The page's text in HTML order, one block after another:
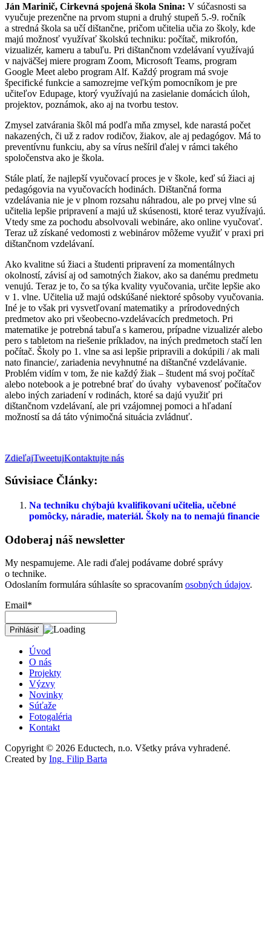
Ján Marinič, Cirkevná spojená škola Snina: V súčasnosti sa
vyučuje prezenčne na prvom stupni a druhý stupeň 5.-9. ročník
a stredná škola sa učí dištančne, pričom učitelia učia zo školy, kde
majú možnosť využívať školskú techniku: počítač, mikrofón,
vizualizér, kameru a tabuľu. Pri dištančnom vzdelávaní využívajú
v najväčšej miere program Zoom, Microsoft Teams, program
Google Meet alebo program Alf. Každý program má svoje
špecifické funkcie a samozrejme veľkým pomocníkom je pre
učiteľov Edupage, ktorý využívajú na zasielanie domácich úloh,
projektov, poznámok, ako aj na tvorbu testov.
Zmysel zatvárania škôl má podľa mňa zmysel, kde narastá počet
nakazených, či už z radov rodičov, žiakov, ale aj pedagógov. Má to
preventívnu funkciu, aby sa vírus nešíril ďalej v rámci takého
spoločenstva ako je škola.
Stále platí, že najlepší vyučovací proces je v škole, keď sú žiaci aj
pedagógovia na vyučovacích hodinách. Dištančná forma
vzdelávania nie je v plnom rozsahu náhradou, ale po prvej vlne sú
učitelia lepšie pripravení a majú už skúsenosti, ktoré teraz využívajú.
Vtedy sme za pochodu absolvovali webináre, ako online vyučovať.
Teraz už získané vedomosti z webinárov môžeme využiť v praxi pri
dištančnom vzdelávaní.
Ako kvalitne sú žiaci a študenti pripravení za momentálnych
okolností, závisí aj od samotných žiakov, ako sa danému predmetu
venujú. Teraz je to, čo sa týka kvality vyučovania, určite lepšie ako
v 1. vlne. Učitelia už majú odskúšané niektoré spôsoby vyučovania.
Iné je to však pri vysvetľovaní matematiky a prírodovedných
predmetov ako pri všeobecno-vzdelávacích predmetoch. Pri
matematike je potrebná tabuľa s kamerou, prípadne vizualizér alebo
pero s tabletom na riešenie príkladov, na iných predmetoch stačí len
počítač. Školy po 1. vlne sa asi lepšie pripravili a dokúpili / ak mali
nato financie/, zariadenia nevyhnutné na dištančné vzdelávanie.
Problém vidím v tom, že nie každý žiak – študent má svoj počítač
alebo notebook a je potrebné brať do úvahy vybavenosť počítačov
alebo iných zariadení v rodinách, ktoré sa dajú využiť pri
dištančnom vzdelávaní, ale pri vzájomnej pomoci a hľadaní
možností sa dá táto výnimočná situácia zvládnuť.
ZdieľajTweetujKontaktujte nás
Súvisiace Články:
Na techniku chýbajú kvalifikovaní učitelia, učebné
pomôcky, náradie, materiál. Školy na to nemajú financie
Odoberaj náš newsletter
My nespamujeme. Ale radi ďalej podávame dobré správy
o technike.
Odoslaním formulára súhlasíte so spracovaním osobných údajov.
Email*
Úvod
O nás
Projekty
Výzvy
Novinky
Súťaže
Fotogaléria
Kontakt
Copyright © 2026 Eductech, n.o. Všetky práva vyhradené.
Created by Ing. Filip Barta